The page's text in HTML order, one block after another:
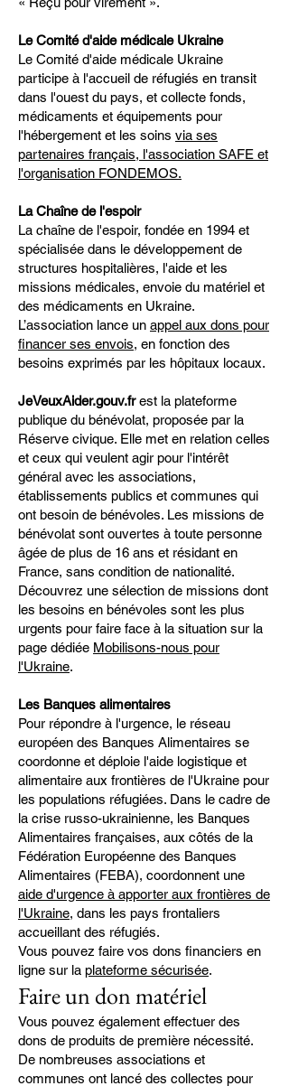
Le Comité d'aide médicale Ukraine
Le Comité d'aide médicale Ukraine
participe à l'accueil de réfugiés en transit
dans l'ouest du pays, et collecte fonds,
médicaments et équipements pour
l'hébergement et les soins via ses
partenaires français, l'association SAFE et
l'organisation FONDEMOS.
La Chaîne de l'espoir
La chaîne de l'espoir, fondée en 1994 et
spécialisée dans le développement de
structures hospitalières, l'aide et les
missions médicales, envoie du matériel et
des médicaments en Ukraine.
L’association lance un appel aux dons pour
financer ses envois, en fonction des
besoins exprimés par les hôpitaux locaux.
JeVeuxAider.gouv.frest la plateforme
publique du bénévolat, proposée par la
Réserve civique. Elle met en relation celles
et ceux qui veulent agir pour l'intérêt
général avec les associations,
établissements publics et communes qui
ont besoin de bénévoles. Les missions de
bénévolat sont ouvertes à toute personne
âgée de plus de 16 ans et résidant en
France, sans condition de nationalité.
Découvrez une sélection de missions dont
les besoins en bénévoles sont les plus
urgents pour faire face à la situation sur la
page dédiée Mobilisons-nous pour
l'Ukraine.
Les Banques alimentaires
Pour répondre à l'urgence, le réseau
européen des Banques Alimentaires se
coordonne et déploie l'aide logistique et
alimentaire aux frontières de l'Ukraine pour
les populations réfugiées. Dans le cadre de
la crise russo-ukrainienne, les Banques
Alimentaires françaises, aux côtés de la
Fédération Européenne des Banques
Alimentaires (FEBA), coordonnent une
aide d'urgence à apporter aux frontières de
l'Ukraine, dans les pays frontaliers
accueillant des réfugiés.
Vous pouvez faire vos dons financiers en
ligne sur la plateforme sécurisée.
Faire un don matériel
Vous pouvez également effectuer des
dons de produits de première nécessité.
De nombreuses associations et
communes ont lancé des collectes pour